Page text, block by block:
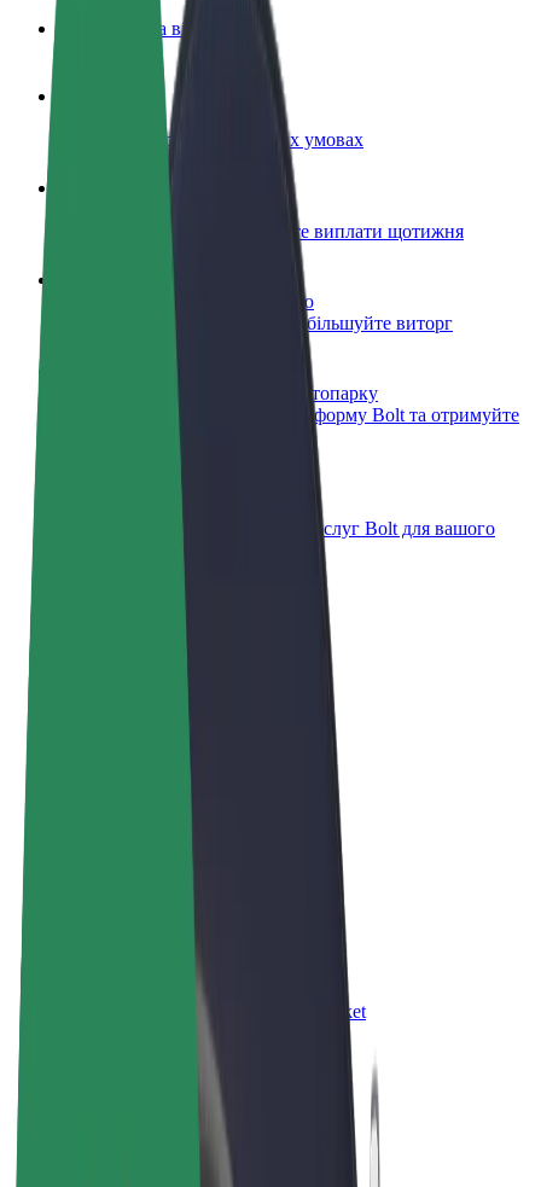
Запитання та відповіді
Стати водієм
Заробляйте гроші на власних умовах
Доставляйте їжу та отримуйте виплати щотижня
Додати ресторан чи крамницю
Залучайте більше клієнтів та збільшуйте виторг
Зареєструватися як власник автопарку
Додайте Ваш автопарк на платформу Bolt та отримуйте
Масштабування продуктів та послуг Bolt для вашого
Доставка продуктів Bolt Market
Каршерінг Bolt Drive